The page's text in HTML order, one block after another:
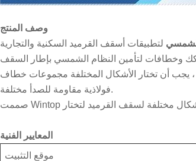
وصف المنتج
أن تختار الأشكال المختلفة مجموعات خطاف
فولاذية مقاومة للصدأ مختلفة.
المعايير الفنية
موقع التثبيت